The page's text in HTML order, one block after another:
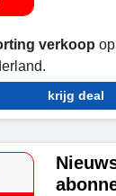
verkoop
krijg deal